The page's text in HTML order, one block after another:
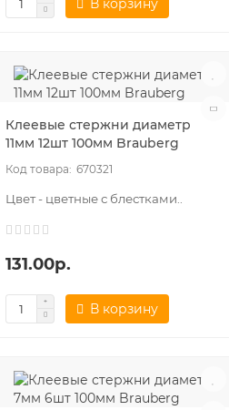
В корзину
Клеевые стержни диаметр
11мм 12шт 100мм Brauberg
670321
Цвет - цветные с блестками..
131.00р.
В корзину